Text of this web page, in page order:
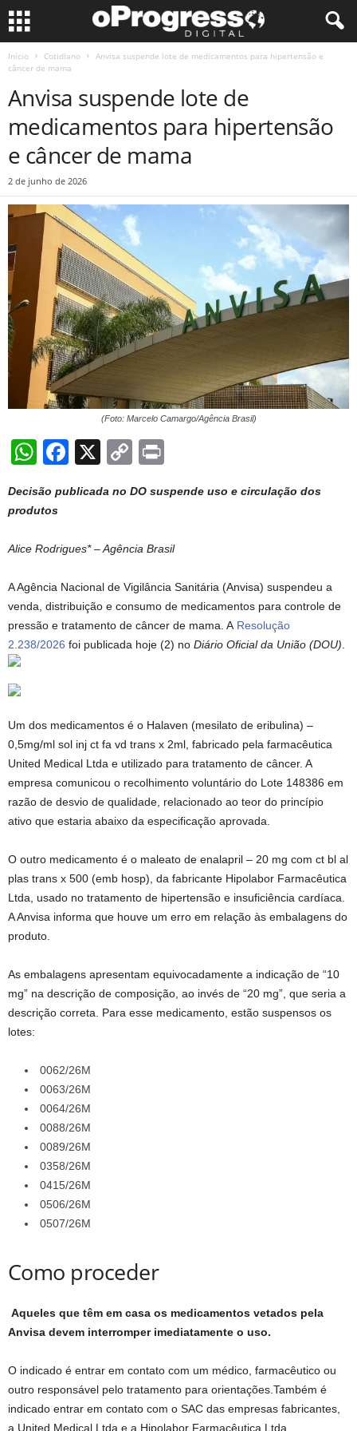
Início Cotidiano
Anvisa suspende lote de medicamentos para hipertensão e
câncer de mama
Anvisa suspende lote de
medicamentos para hipertensão
e câncer de mama
2 de junho de 2026
(Foto: Marcelo Camargo/Agência Brasil)
W
at
A
p
p
F
c
b
o
o
k
X
C
p
Li
n
k
t
Decisão publicada no DO suspende uso e circulação dos
produtos
Alice Rodrigues* – Agência Brasil
A Agência Nacional de Vigilância Sanitária (Anvisa) suspendeu a
venda, distribuição e consumo de medicamentos para controle de
pressão e tratamento de câncer de mama. A Resolução
2.238/2026 foi publicada hoje (2) no Diário Oficial da União (DOU)
Um dos medicamentos é o Halaven (mesilato de eribulina) –
0,5mg/ml sol inj ct fa vd trans x 2ml, fabricado pela farmacêutica
United Medical Ltda e utilizado para tratamento de câncer. A
empresa comunicou o recolhimento voluntário do Lote 148386 em
razão de desvio de qualidade, relacionado ao teor do princípio
ativo que estaria abaixo da especificação aprovada.
O outro medicamento é o maleato de enalapril – 20 mg com ct bl al
plas trans x 500 (emb hosp), da fabricante Hipolabor Farmacêutica
Ltda, usado no tratamento de hipertensão e insuficiência cardíaca.
A Anvisa informa que houve um erro em relação às embalagens do
produto.
As embalagens apresentam equivocadamente a indicação de “10
mg” na descrição de composição, ao invés de “20 mg”, que seria a
descrição correta. Para esse medicamento, estão suspensos os
lotes:
0062/26M
0063/26M
0064/26M
0088/26M
0089/26M
0358/26M
0415/26M
0506/26M
0507/26M
Como proceder
Aqueles que têm em casa os medicamentos vetados pela
Anvisa devem interromper imediatamente o uso.
O indicado é entrar em contato com um médico, farmacêutico ou
outro responsável pelo tratamento para orientações.Também é
indicado entrar em contato com o SAC das empresas fabricantes,
a United Medical Ltda e a Hipolabor Farmacêutica Ltda.